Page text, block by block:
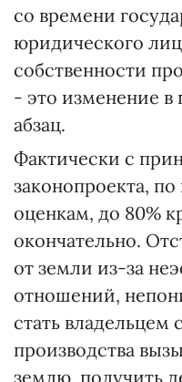
со времени
юридического
собственности
- это изменение в
абзац.
Фактически с
законопроекта,
оценкам, до 80%
окончательно.
от земли из-за
отношений,
стать владельцем
производства
землю, получить